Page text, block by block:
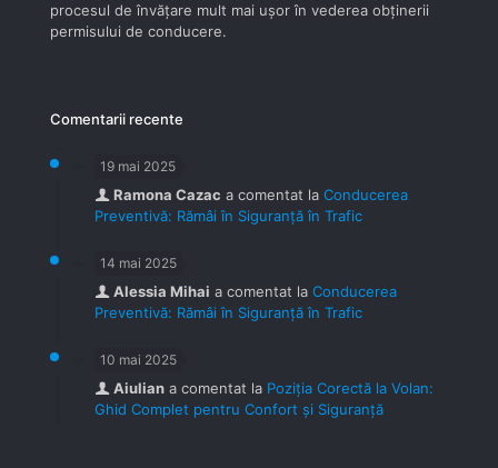
procesul de învăţare mult mai uşor în vederea obţinerii
permisului de conducere.
Comentarii recente
19 mai 2025
Ramona Cazac a comentat la Conducerea
Preventivă: Rămâi în Siguranță în Trafic
14 mai 2025
Alessia Mihai a comentat la Conducerea
Preventivă: Rămâi în Siguranță în Trafic
10 mai 2025
Aiulian a comentat la Poziția Corectă la Volan:
Ghid Complet pentru Confort și Siguranță